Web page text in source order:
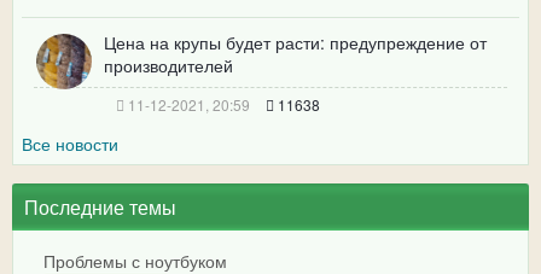
Цена на крупы будет расти: предупреждение от
производителей
11-12-2021, 20:59 11638
Все новости
Последние темы
Проблемы с ноутбуком